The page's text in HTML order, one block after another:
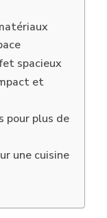
spacieux
et
pour plus de
une cuisine